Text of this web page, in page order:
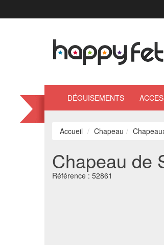
DÉGUISEMENTS
Accueil Chapeau
Chapeau de
Référence : 52861